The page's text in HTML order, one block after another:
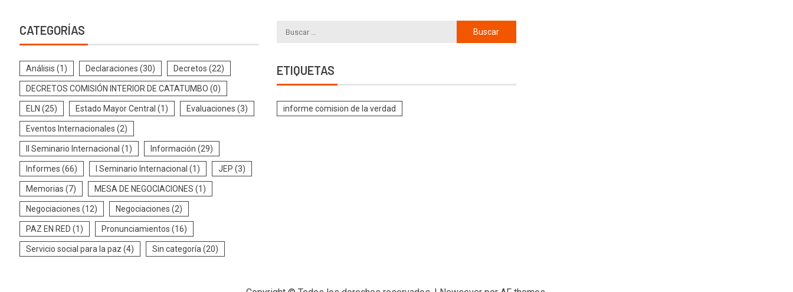
CATEGORÍAS
Análisis (1) Declaraciones (30) Decretos (22)
DECRETOS COMISIÓN INTERIOR DE CATATUMBO (0)
ELN (25) Estado Mayor Central (1) Evaluaciones (3)
Eventos Internacionales (2)
II Seminario Internacional (1) Información (29)
Informes (66) I Seminario Internacional (1) JEP (3)
Memorias (7) MESA DE NEGOCIACIONES (1)
Negociaciones (12) Negociaciones (2)
PAZ EN RED (1) Pronunciamientos (16)
Servicio social para la paz (4) Sin categoría (20)
ETIQUETAS
informe comision de la verdad